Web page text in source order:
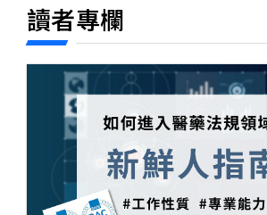
讀者專欄